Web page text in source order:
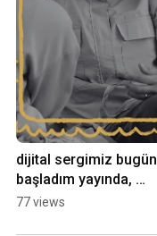
dijital sergimiz bugün
başladım yayında,
keşfetmek için linki
77 views